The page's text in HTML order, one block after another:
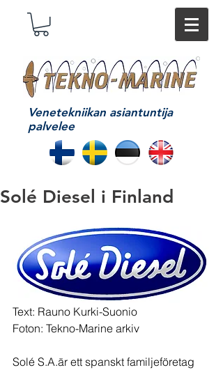
Venetekniikan asiantuntija
palvelee
Solé Diesel i Finland
Text: Rauno Kurki-Suonio
Foton: Tekno-Marine arkiv
Solé S.A.är ett spanskt familjeföretag